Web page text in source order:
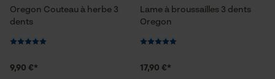
Oregon Couteau à herbe 3
dents
9,90 €*
Lame à broussailles 3 dents
Oregon
17,90 €*